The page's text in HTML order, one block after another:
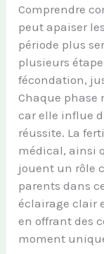
Comprendre
peut apaiser
période plus
plusieurs
fécondation,
Chaque
car elle influe
réussite. La
médical, ainsi
jouent un rôle
parents dans
éclairage clair
en offrant des
moment